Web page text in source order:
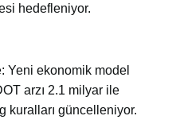
hedefleniyor.
Yeni ekonomik model
arzı 2.1 milyar ile
kuralları güncelleniyor.